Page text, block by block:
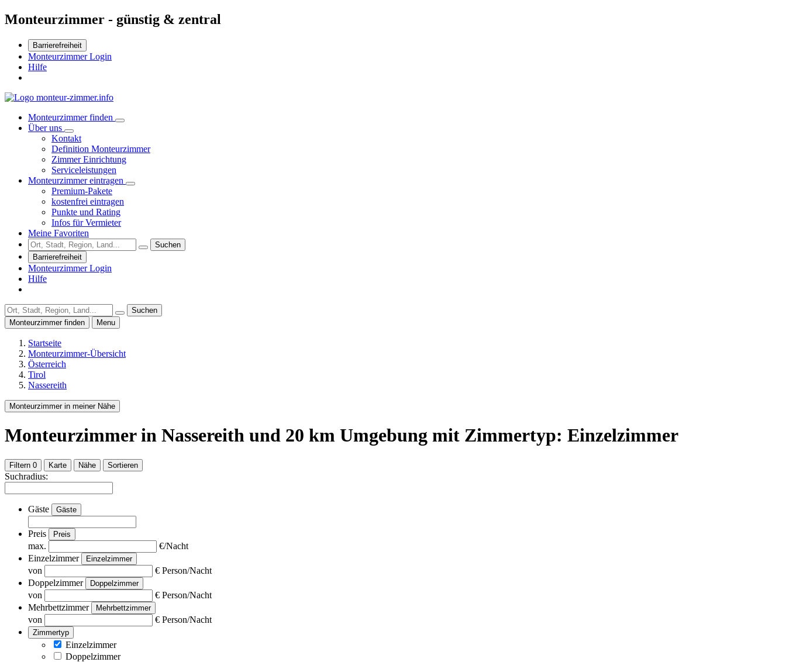
Monteurzimmer - günstig & zentral
Barrierefreiheit
Monteurzimmer Login
Hilfe
Monteurzimmer finden
Über uns
Kontakt
Definition Monteurzimmer
Zimmer Einrichtung
Serviceleistungen
Monteurzimmer eintragen
Premium-Pakete
kostenfrei eintragen
Punkte und Rating
Infos für Vermieter
Meine Favoriten
Suchen
Barrierefreiheit
Monteurzimmer Login
Hilfe
Suchen
Monteurzimmer finden
Menu
Startseite
Monteurzimmer-Übersicht
Österreich
Tirol
Nassereith
Monteurzimmer in meiner Nähe
Monteurzimmer in Nassereith und 20 km Umgebung mit Zimmertyp: Einzelzimmer
Filtern 0 Karte Nähe Sortieren
Suchradius:
Gäste Gäste
Preis Preis
max.
€/Nacht
Einzelzimmer
Einzelzimmer
von
€ Person/Nacht
Doppelzimmer
Doppelzimmer
von
€ Person/Nacht
Mehrbettzimmer
Mehrbettzimmer
von € Person/Nacht
Zimmertyp
Einzelzimmer
Doppelzimmer